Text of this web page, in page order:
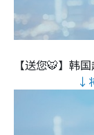
【送您🐯】韩
↓